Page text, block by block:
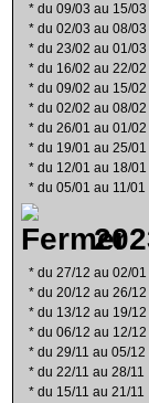
* du 09/03 au 15/03
* du 02/03 au 08/03
* du 23/02 au 01/03
* du 16/02 au 22/02
* du 09/02 au 15/02
* du 02/02 au 08/02
* du 26/01 au 01/02
* du 19/01 au 25/01
* du 12/01 au 18/01
* du 05/01 au 11/01
* du 27/12 au 02/01
* du 20/12 au 26/12
* du 13/12 au 19/12
* du 06/12 au 12/12
* du 29/11 au 05/12
* du 22/11 au 28/11
* du 15/11 au 21/11